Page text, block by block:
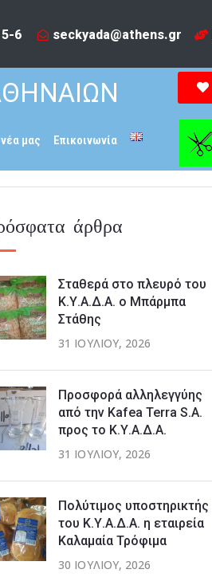
6​ seckyada@athens.gr
μας Επικοινωνία
άρθρα
Σταθερά στο πλευρό του
Κ.Υ.Α.Δ.Α. ο Μπάρμπα
Στάθης
31 ΙΟΥΛΊΟΥ, 2026
Προσφορά αλληλεγγύης
από την Kafea Terra S.A.
προς το Κ.Υ.Α.Δ.Α.
31 ΙΟΥΛΊΟΥ, 2026
Πολύτιμος υποστηρικτής
του Κ.Υ.Α.Δ.Α. η εταιρεία
Καλαμαία Τρόφιμα
30 ΙΟΥΛΊΟΥ, 2026